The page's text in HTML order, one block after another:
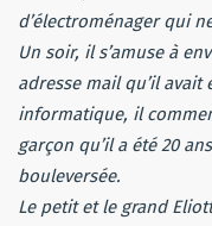
d’électroménager qui
Un soir, il s’amuse à
adresse mail qu’il
informatique, il
garçon qu’il a été 20
bouleversée.
Le petit et le grand